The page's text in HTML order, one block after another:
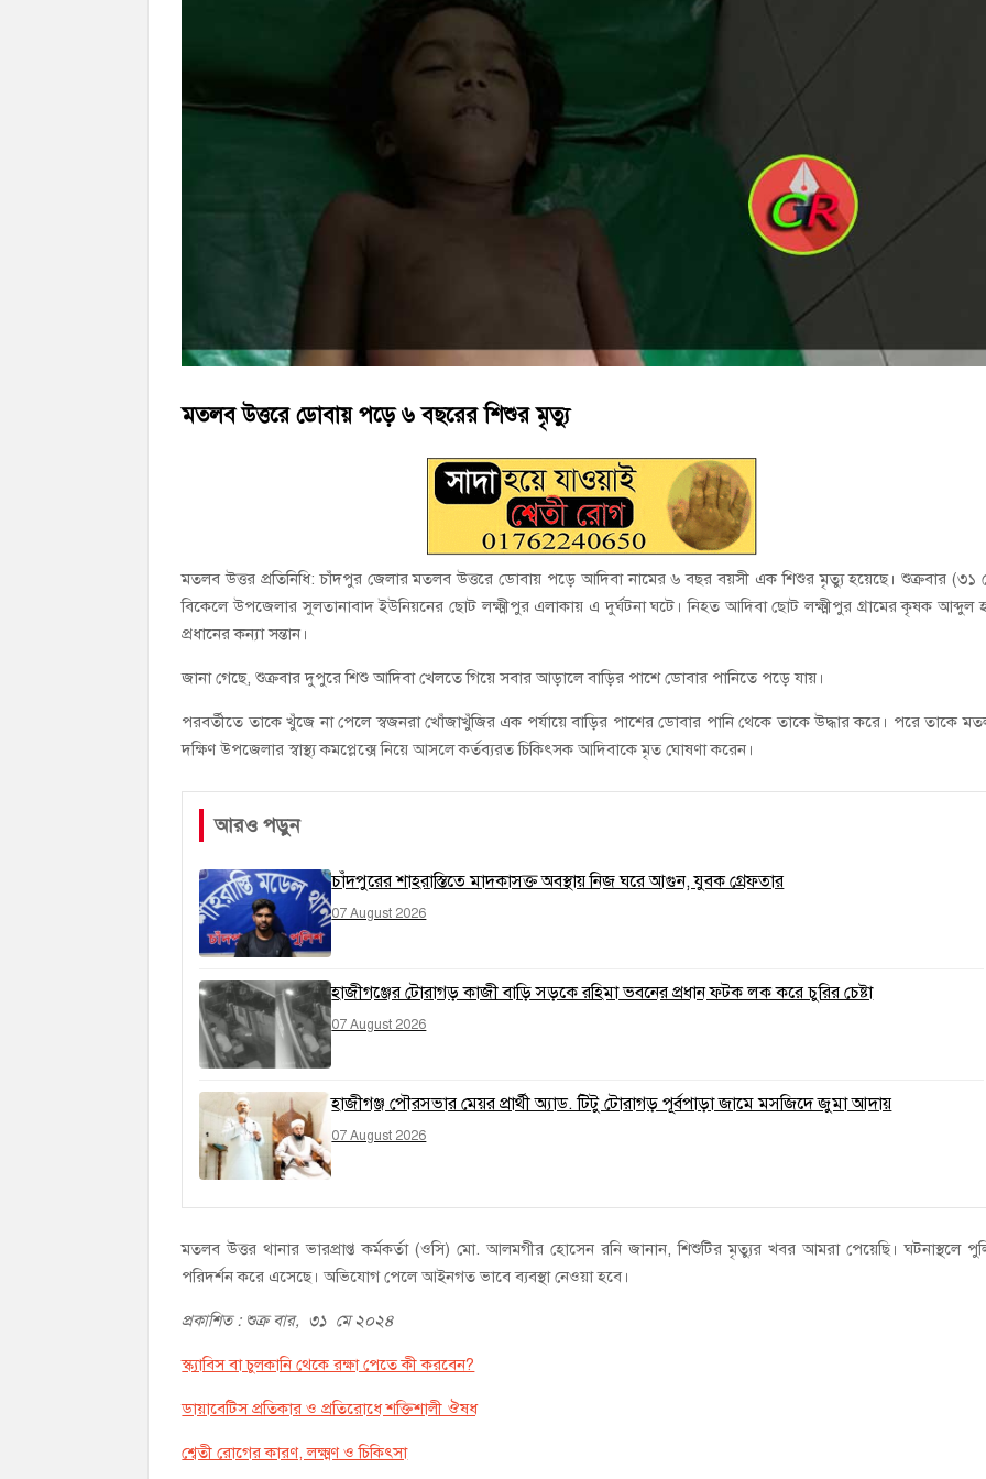
‘জনগণের ভোটে নির্বাচিত হয়ে ফরিদগঞ্জের উন্নয়নে কাজ করছি’ : আলহাজ্ব এমএ হান্নান এমপি
নৌ পুলিশ ফাঁড়ির নাকের ডগায় কারেন্ট জালের দাপট, মতলবে প্রকাশ্যে নিষিদ্ধ জাল মেরামত ও মাছ শিকার
মতলব উত্তরে ডোবায় পড়ে ৬ বছরের শিশুর মৃত্যু
মতলব উত্তর প্রতিনিধি: চাঁদপুর জেলার মতলব উত্তরে ডোবায় পড়ে আদিবা নামের ৬ বছর বয়সী এক শিশুর মৃত্যু হয়েছে। শুক্রবার (৩১
বিকেলে উপজেলার সুলতানাবাদ ইউনিয়নের ছোট লক্ষ্মীপুর এলাকায় এ দুর্ঘটনা ঘটে। নিহত আদিবা ছোট লক্ষ্মীপুর গ্রামের কৃষক আব্দুল
প্রধানের কন্যা সন্তান।
জানা গেছে, শুক্রবার দুপুরে শিশু আদিবা খেলতে গিয়ে সবার আড়ালে বাড়ির পাশে ডোবার পানিতে পড়ে যায়।
পরবর্তীতে তাকে খুঁজে না পেলে স্বজনরা খোঁজাখুঁজির এক পর্যায়ে বাড়ির পাশের ডোবার পানি থেকে তাকে উদ্ধার করে। পরে তাকে
দক্ষিণ উপজেলার স্বাস্থ্য কমপ্লেক্সে নিয়ে আসলে কর্তব্যরত চিকিৎসক আদিবাকে মৃত ঘোষণা করেন।
আরও পড়ুন
চাঁদপুরের শাহরাস্তিতে মাদকাসক্ত অবস্থায় নিজ ঘরে আগুন, যুবক গ্রেফতার
07 August 2026
হাজীগঞ্জের টোরাগড় কাজী বাড়ি সড়কে রহিমা ভবনের প্রধান ফটক লক করে চুরির চেষ্টা
07 August 2026
হাজীগঞ্জ পৌরসভার মেয়র প্রার্থী অ্যাড. টিটু টোরাগড় পূর্বপাড়া জামে মসজিদে জুমা আদায়
07 August 2026
মতলব উত্তর থানার ভারপ্রাপ্ত কর্মকর্তা (ওসি) মো. আলমগীর হোসেন রনি জানান, শিশুটির মৃত্যুর খবর আমরা পেয়েছি। ঘটনাস্থলে
পরিদর্শন করে এসেছে। অভিযোগ পেলে আইনগত ভাবে ব্যবস্থা নেওয়া হবে।
প্রকাশিত : শুক্র বার, ৩১ মে ২০২৪
স্ক্যাবিস বা চুলকানি থেকে রক্ষা পেতে কী করবেন?
ডায়াবেটিস প্রতিকার ও প্রতিরোধে শক্তিশালী ঔষধ
শ্বেতী রোগের কারণ, লক্ষ্মণ ও চিকিৎসা